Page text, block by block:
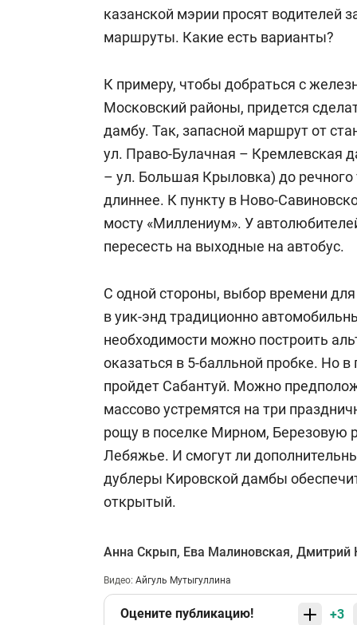
казанской мэрии просят водителей
маршруты. Какие есть варианты?
К примеру, чтобы добраться с
Московский районы, придется
дамбу. Так, запасной маршрут от
ул. Право-Булачная – Кремлевская
– ул. Большая Крыловка) до
длиннее. К пункту в Ново-
мосту «Миллениум». У
пересесть на выходные на автобус.
С одной стороны, выбор времени
в уик-энд традиционно
необходимости можно построить
оказаться в 5-балльной пробке. Но
пройдет Сабантуй. Можно
массово устремятся на три
рощу в поселке Мирном, Березовую
Лебяжье. И смогут ли
дублеры Кировской дамбы
открытый.
Анна Скрып, Ева Малиновская, Дмитрий
Видео: Айгуль Мутыгуллина
Оцените публикацию! +3